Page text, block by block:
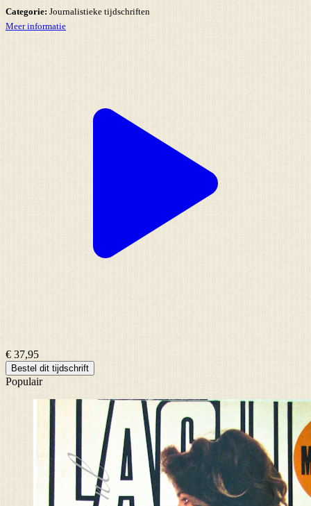
Categorie: Journalistieke tijdschriften
Meer informatie
€ 37,95
Bestel dit tijdschrift
Populair